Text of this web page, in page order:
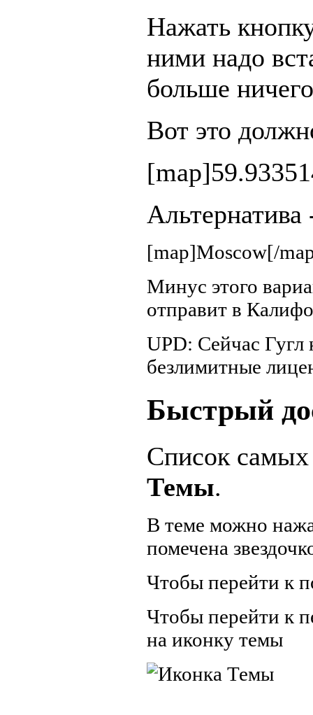
Нажать
ними надо
больше ничего
Вот это
Альтернатива
[map]Moscow[/
Минус этого
отправит в
UPD: Сейчас Гугл
безлимитные
Быстрый
Список
Темы.
В теме можно
помечена
Чтобы перейти к
Чтобы перейти к
на иконку темы